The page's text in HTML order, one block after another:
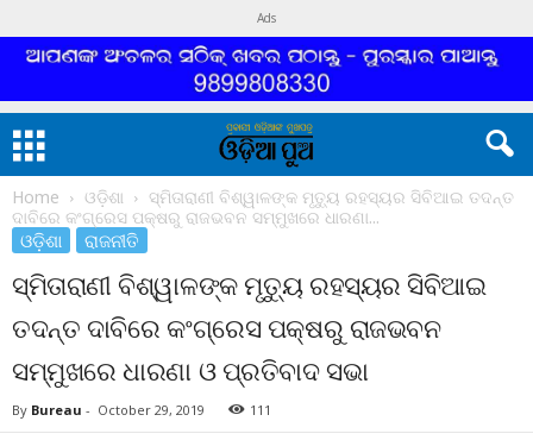
Ads
Home ଓଡ଼ିଶା
ସ୍ମିତାରାଣୀ ବିଶ୍ୱାଳଙ୍କ ମୃତ୍ୟୁ ରହସ୍ୟର ସିବିଆଇ ତଦନ୍ତ
ଦାବିରେ କଂଗ୍ରେସ ପକ୍ଷରୁ ରାଜଭବନ ସମ୍ମୁଖରେ ଧାରଣା...
ଓଡ଼ିଶା ରାଜନୀତି
ସ୍ମିତାରାଣୀ ବିଶ୍ୱାଳଙ୍କ ମୃତ୍ୟୁ ରହସ୍ୟର ସିବିଆଇ
ତଦନ୍ତ ଦାବିରେ କଂଗ୍ରେସ ପକ୍ଷରୁ ରାଜଭବନ
ସମ୍ମୁଖରେ ଧାରଣା ଓ ପ୍ରତିବାଦ ସଭା
By Bureau - October 29, 2019 111